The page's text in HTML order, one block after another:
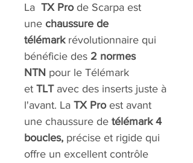
La TX Prode Scarpa est
une chaussure de
télémarkrévolutionnaire qui
bénéficie des 2 normes
NTN pour le Télémark
et TLTavec des inserts juste à
l'avant. La TX Proest avant
une chaussure de télémark 4
boucles, précise et rigide qui
offre un excellent contrôle